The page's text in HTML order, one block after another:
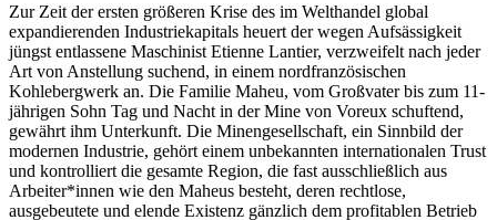
Zur Zeit der ersten größeren Krise des im Welthandel global
expandierenden Industriekapitals heuert der wegen Aufsässigkeit
jüngst entlassene Maschinist Etienne Lantier, verzweifelt nach jeder
Art von Anstellung suchend, in einem nordfranzösischen
Kohlebergwerk an. Die Familie Maheu, vom Großvater bis zum 11-
jährigen Sohn Tag und Nacht in der Mine von Voreux schuftend,
gewährt ihm Unterkunft. Die Minengesellschaft, ein Sinnbild der
modernen Industrie, gehört einem unbekannten internationalen Trust
und kontrolliert die gesamte Region, die fast ausschließlich aus
Arbeiter*innen wie den Maheus besteht, deren rechtlose,
ausgebeutete und elende Existenz gänzlich dem profitablen Betrieb